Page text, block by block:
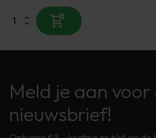
Meld je aan voor
nieuwsbrief!